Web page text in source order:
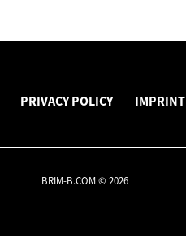
PRIVACY POLICY IMPRINT
BRIM-B.COM © 2026